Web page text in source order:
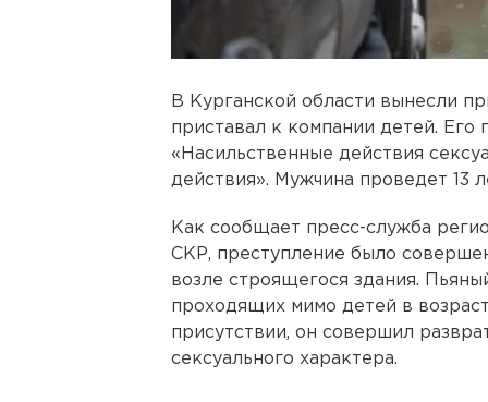
В Курганской области вынесли
приставал к компании детей. Его
«Насильственные действия
действия». Мужчина проведет 13
Как сообщает пресс-служба
СКР, преступление было
возле строящегося здания.
проходящих мимо детей в
присутствии, он совершил
сексуального характера.